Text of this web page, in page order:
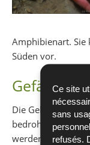
Ce site
sans
refusés.
Amphibienart.
Süden vor.
Die
bedroht. In weiten
werden ähnlich